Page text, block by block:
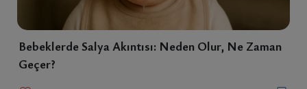
Bebeklerde Salya Akıntısı: Neden Olur, Ne Zaman
Geçer?